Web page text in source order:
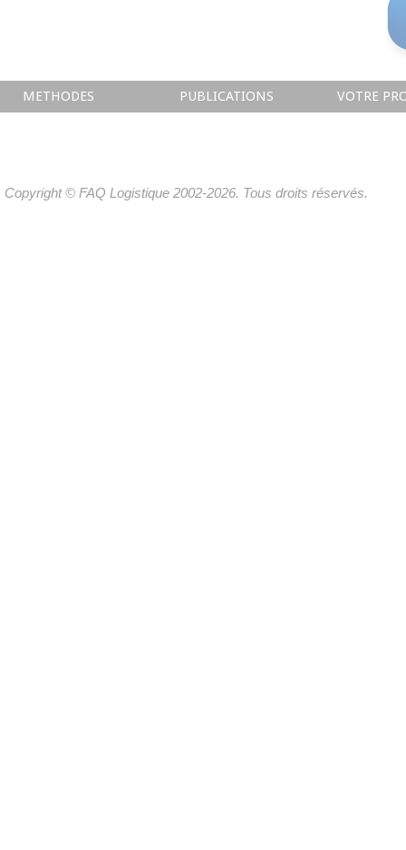
METHODES PUBLICATIONS VOTRE
Copyright © FAQ Logistique 2002-2026. Tous droits réservés.